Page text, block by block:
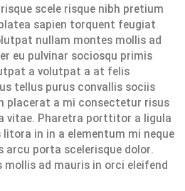
scele risque nibh pretium
sapien torquent feugiat
nullam montes mollis ad
eu pulvinar sociosqu primis
a volutpat a at felis
tellus purus convallis sociis
placerat a mi consectetur risus
vitae. Pharetra porttitor a ligula
in in a elementum mi neque
porta scelerisque dolor.
ad mauris in orci eleifend